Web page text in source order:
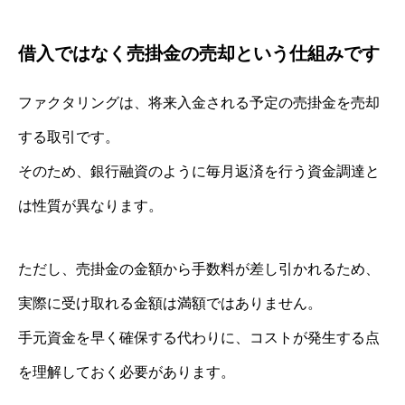
借入ではなく売掛金の売却という仕組みです
ファクタリングは、将来入金される予定の売掛金を売却
する取引です。
そのため、銀行融資のように毎月返済を行う資金調達と
は性質が異なります。
ただし、売掛金の金額から手数料が差し引かれるため、
実際に受け取れる金額は満額ではありません。
手元資金を早く確保する代わりに、コストが発生する点
を理解しておく必要があります。